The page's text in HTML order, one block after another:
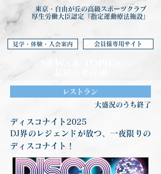
東京・自由が丘の高級スポーツクラブ
厚生労働大臣認定「指定運動療法施設」
見学・体験・入会案内 会員様専用サイト
レストラン
大盛況のうち終了
ディスコナイト2025
DJ界のレジェンドが放つ、一夜限りの
ディスコナイト！